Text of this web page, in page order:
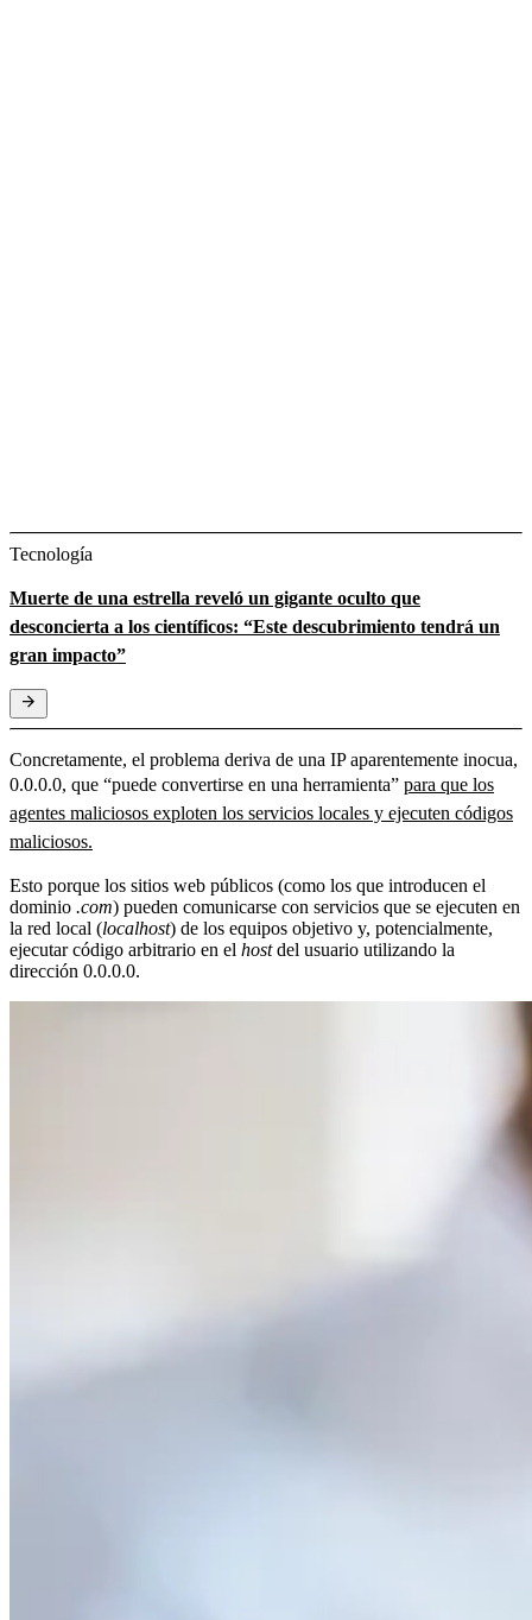
Tecnología
Muerte de una estrella reveló un gigante oculto que
desconcierta a los científicos: “Este descubrimiento tendrá un
gran impacto”
Concretamente, el problema deriva de una IP aparentemente inocua,
0.0.0.0, que “puede convertirse en una herramienta” para que los
agentes maliciosos exploten los servicios locales y ejecuten códigos
maliciosos.
Esto porque los sitios web públicos (como los que introducen el
dominio .com) pueden comunicarse con servicios que se ejecuten en
la red local (localhost) de los equipos objetivo y, potencialmente,
ejecutar código arbitrario en el hostdel usuario utilizando la
dirección 0.0.0.0.